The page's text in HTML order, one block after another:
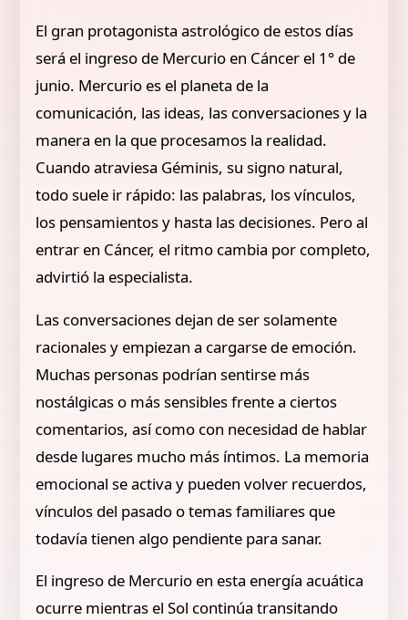
El gran protagonista astrológico de estos días
será el ingreso de Mercurio en Cáncer el 1° de
junio. Mercurio es el planeta de la
comunicación, las ideas, las conversaciones y la
manera en la que procesamos la realidad.
Cuando atraviesa Géminis, su signo natural,
todo suele ir rápido: las palabras, los vínculos,
los pensamientos y hasta las decisiones. Pero al
entrar en Cáncer, el ritmo cambia por completo,
advirtió la especialista.
Las conversaciones dejan de ser solamente
racionales y empiezan a cargarse de emoción.
Muchas personas podrían sentirse más
nostálgicas o más sensibles frente a ciertos
comentarios, así como con necesidad de hablar
desde lugares mucho más íntimos. La memoria
emocional se activa y pueden volver recuerdos,
vínculos del pasado o temas familiares que
todavía tienen algo pendiente para sanar.
El ingreso de Mercurio en esta energía acuática
ocurre mientras el Sol continúa transitando